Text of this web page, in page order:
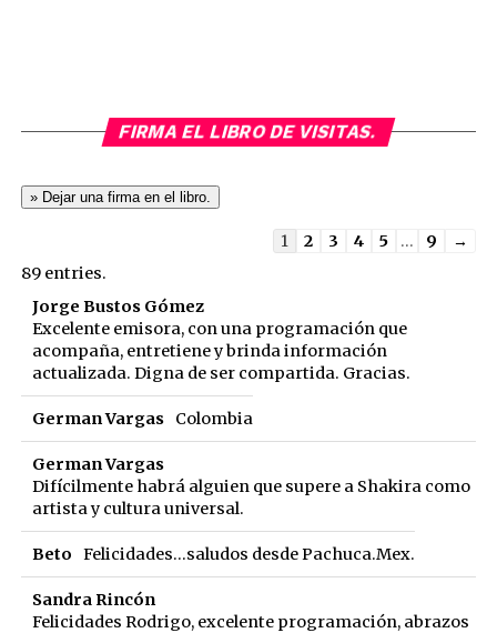
FIRMA EL LIBRO DE VISITAS.
Guestbook
1 2 3 4 5 ... 9
→
89 entries.
Jorge Bustos Gómez
Excelente emisora, con una programación que
acompaña, entretiene y brinda información
actualizada. Digna de ser compartida. Gracias.
German Vargas Colombia
German Vargas
Difícilmente habrá alguien que supere a Shakira como
artista y cultura universal.
Beto Felicidades...saludos desde Pachuca.Mex.
Sandra Rincón
Felicidades Rodrigo, excelente programación, abrazos